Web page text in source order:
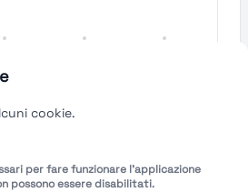
cookie.
per fare funzionare l'applicazione
possono essere disabilitati.
processo di
Lungo
Molto